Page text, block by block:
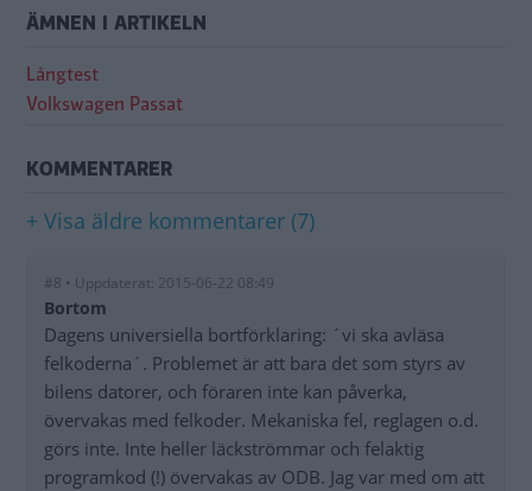
ÄMNEN I ARTIKELN
Långtest
Volkswagen Passat
KOMMENTARER
+ Visa äldre kommentarer (7)
#8 • Uppdaterat: 2015-06-22 08:49
Bortom
Dagens universiella bortförklaring: ´vi ska avläsa
felkoderna´. Problemet är att bara det som styrs av
bilens datorer, och föraren inte kan påverka,
övervakas med felkoder. Mekaniska fel, reglagen o.d.
görs inte. Inte heller läckströmmar och felaktig
programkod (!) övervakas av ODB. Jag var med om att